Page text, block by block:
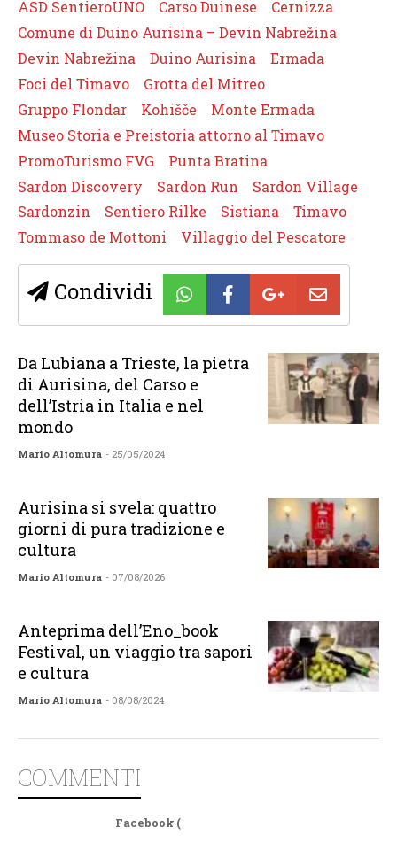
ASD SentieroUNO Carso Duinese
Cernizza
Comune di Duino Aurisina – Devin Nabrežina
Devin Nabrežina
Duino Aurisina
Ermada
Foci del Timavo
Grotta del Mitreo
Gruppo Flondar
Kohišče
Monte Ermada
Museo Storia e Preistoria attorno al Timavo
PromoTurismo FVG
Punta Bratina
Sardon Discovery
Sardon Run
Sardon Village
Sardonzin
Sentiero Rilke Sistiana
Timavo
Tommaso de Mottoni
Villaggio del Pescatore
Condividi
Da Lubiana a Trieste, la pietra
di Aurisina, del Carso e
dell’Istria in Italia e nel
mondo
Mario Altomura - 25/05/2024
Aurisina si svela: quattro
giorni di pura tradizione e
cultura
Mario Altomura - 07/08/2026
Anteprima dell’Eno_book
Festival, un viaggio tra sapori
e cultura
Mario Altomura - 08/08/2024
COMMENTI
Facebook (